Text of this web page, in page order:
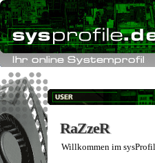
RaZzeR
RaZzeR
Willkommen im